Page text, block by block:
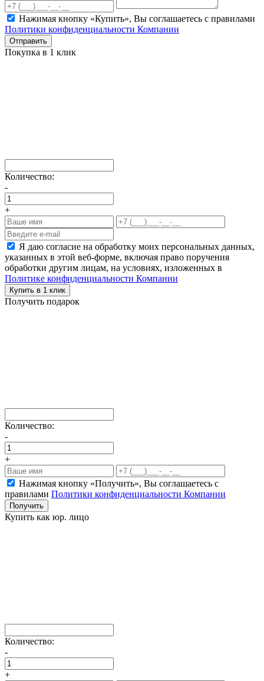
Нажимая кнопку «Купить», Вы соглашаетесь c правилами
Политики конфиденциальности Компании
Отправить
Покупка в 1 клик
Количество:
-
+
Я даю согласие на обработку моих персональных данных,
указанных в этой веб-форме, включая право поручения
обработки другим лицам, на условиях, изложенных в
Политике конфиденциальности Компании
Купить в 1 клик
Получить подарок
Количество:
-
+
Нажимая кнопку «Получить», Вы соглашаетесь c
правилами Политики конфиденциальности Компании
Получить
Купить как юр. лицо
Количество:
-
+